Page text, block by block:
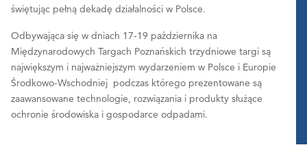
świętując pełną dekadę działalności w Polsce.
Odbywająca się w dniach 17-19 października na
Międzynarodowych Targach Poznańskich trzydniowe targi są
największym i najważniejszym wydarzeniem w Polsce i Europie
Środkowo-Wschodniej podczas którego prezentowane są
zaawansowane technologie, rozwiązania i produkty służące
ochronie środowiska i gospodarce odpadami.